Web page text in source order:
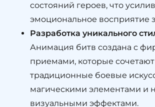
состояний героев, что
эмоциональное восприятие
Разработка уникального
Анимация битв создана с
приемами, которые сочетают
традиционные боевые
магическими элементами и
визуальными эффектами.